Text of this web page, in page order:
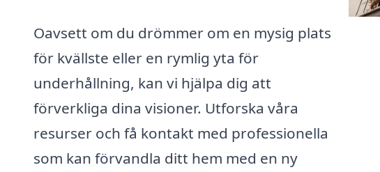
Oavsett om du drömmer om en mysig plats
för kvällste eller en rymlig yta för
underhållning, kan vi hjälpa dig att
förverkliga dina visioner. Utforska våra
resurser och få kontakt med professionella
som kan förvandla ditt hem med en ny